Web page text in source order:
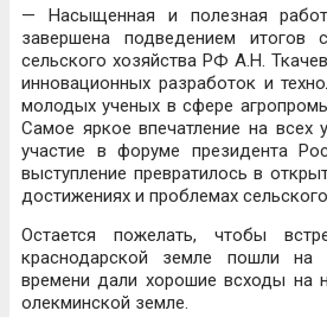
— Насыщенная и полезная
завершена подведением итогов
сельского хозяйства РФ А.Н.
инновационных разработок и
молодых ученых в сфере
Самое яркое впечатление на всех
участие в форуме президента
выступление превратилось в
достижениях и проблемах
Остается пожелать, чтобы
краснодарской земле пошли
времени дали хорошие всходы на
олекминской земле.